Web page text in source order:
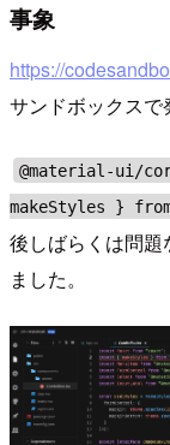
事象
https://
サンドボックスで
@material-ui/
makeStyles }
後しばらくは問題
ました。